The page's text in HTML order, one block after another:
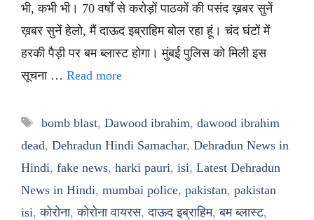
भी, कभी भी। 70 वर्षों से करोड़ों पाठकों की पसंद ख़बर सुनें
ख़बर सुनें हेलो, मैं दाऊद इब्राहिम बोल रहा हूं। चंद घंटों में
हरकी पैड़ी पर बम ब्लास्ट होगा। मुंबई पुलिस को मिली इस
सूचना … Read more
Tags
bomb blast, Dawood ibrahim, dawood ibrahim
dead, Dehradun Hindi Samachar, Dehradun News in
Hindi, fake news, harki pauri, isi, Latest Dehradun
News in Hindi, mumbai police, pakistan, pakistan
isi,कोरोना,कोरोना वायरस,दाऊद इब्राहिम,बम ब्लास्ट,